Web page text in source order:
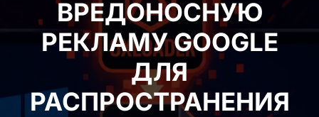
РЕКЛАМУ GOOGLE
ДЛЯ
РАСПРОСТРАНЕНИЯ
CASTLESTEALER